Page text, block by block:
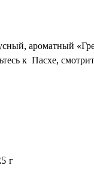
ароматный
к Пасхе,
г